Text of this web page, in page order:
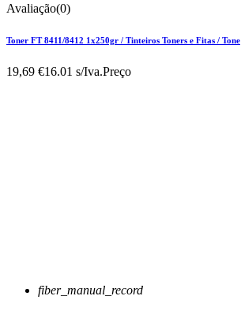
Avaliação(0)
Toner FT 8411/8412 1x250gr / Tinteiros Toners e Fitas / Tone
19,69 €16.01 s/Iva.Preço
fiber_manual_record